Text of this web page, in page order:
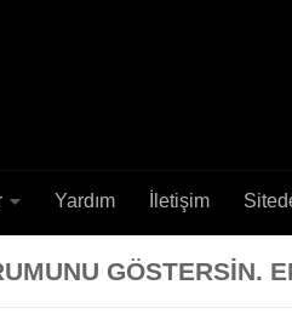
Yardım İletişim
GÖSTERSIN.